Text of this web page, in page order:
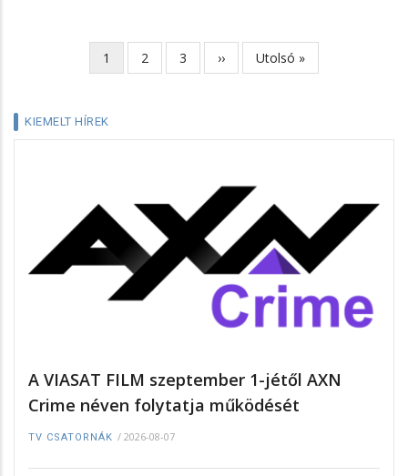
OldalszámozásJelenlegi
oldal
1 Page
2 Page
3
Következő
oldal
››
Utolsó
oldal
Utolsó »
KIEMELT HÍREK
A VIASAT FILM szeptember 1-jétől AXN
Crime néven folytatja működését
TV CSATORNÁK / 2026-08-07